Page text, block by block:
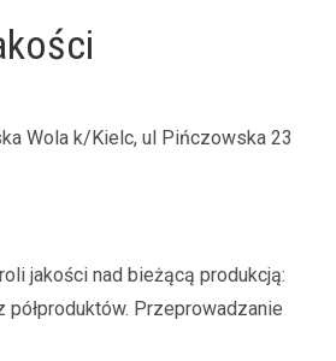
Wola k/Kielc, ul Pińczowska 23
jakości nad bieżącą produkcją:
półproduktów. Przeprowadzanie